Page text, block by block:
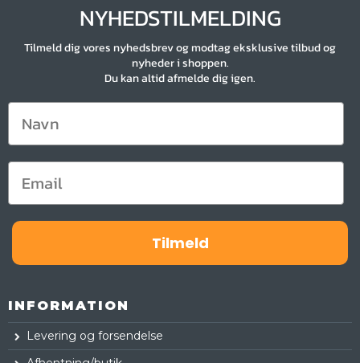
NYHEDSTILMELDING
Tilmeld dig vores nyhedsbrev og modtag eksklusive tilbud og
nyheder i shoppen.
Du kan altid afmelde dig igen.
Tilmeld
INFORMATION
Levering og forsendelse